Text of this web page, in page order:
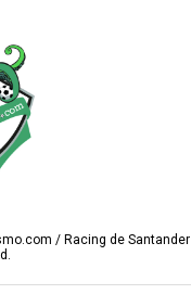
/ Racing de Santander